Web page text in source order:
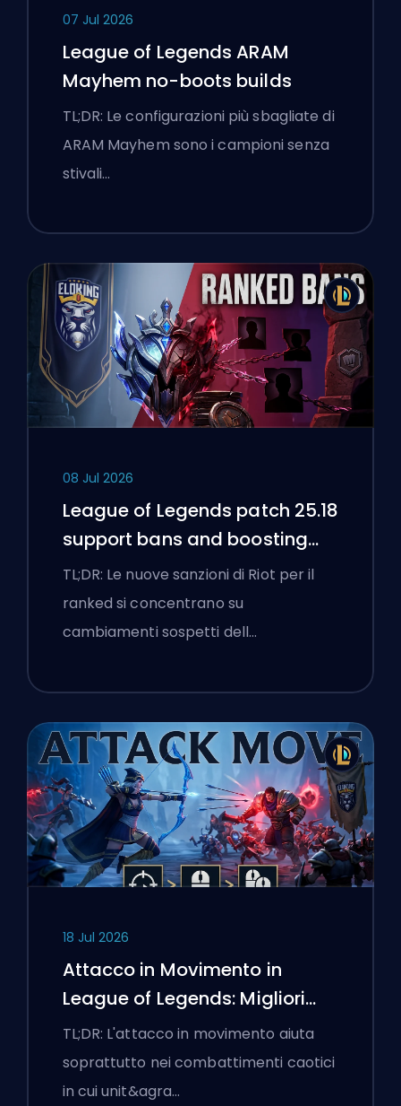
07 Jul 2026
League of Legends ARAM
Mayhem no-boots builds
TL;DR: Le configurazioni più sbagliate di
ARAM Mayhem sono i campioni senza
stivali…
08 Jul 2026
League of Legends patch 25.18
support bans and boosting
flags
TL;DR: Le nuove sanzioni di Riot per il
ranked si concentrano su
cambiamenti sospetti dell…
18 Jul 2026
Attacco in Movimento in
League of Legends: Migliori
Impostazioni
TL;DR: L'attacco in movimento aiuta
soprattutto nei combattimenti caotici
in cui unit&agra…